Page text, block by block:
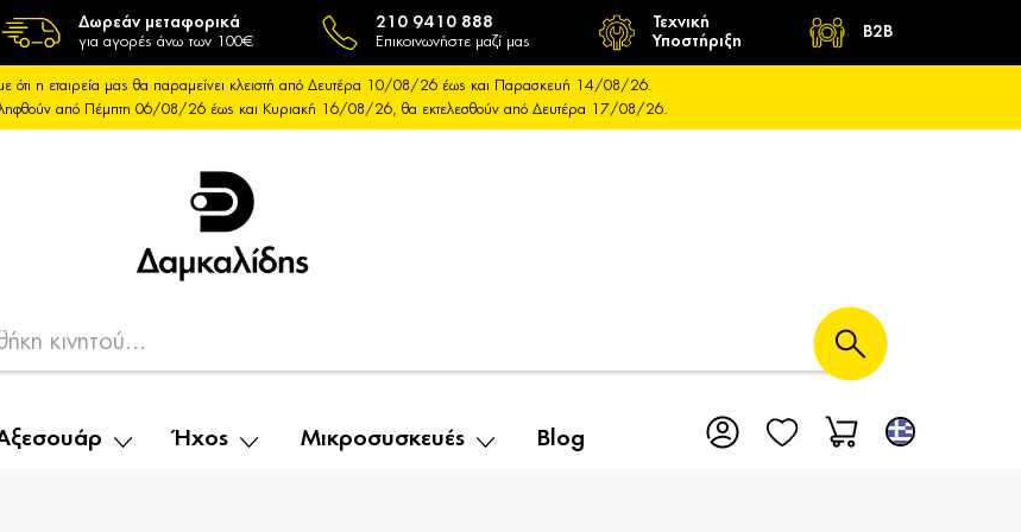
Δωρεάν μεταφορικά
για αγορές άνω των 100€
210 9410 888
Επικοινωνήστε μαζί μας
Τεχνική
Υποστήριξη
B2B
ότι η εταιρεία μας θα παραμείνει κλειστή από Δευτέρα 10/08/26 έως και Παρασκευή 14/08/26.
από Πέμπτη 06/08/26 έως και Κυριακή 16/08/26, θα εκτελεσθούν από Δευτέρα 17/08/26.
Ήχος Μικροσυσκευές Blog